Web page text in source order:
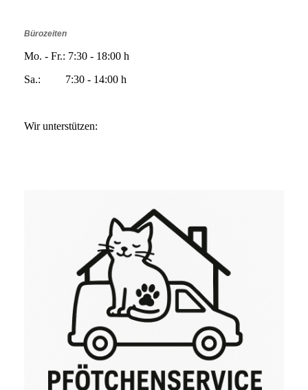
Bürozeiten
Mo. - Fr.: 7:30 - 18:00 h
Sa.: 7:30 - 14:00 h
Wir unterstützen: